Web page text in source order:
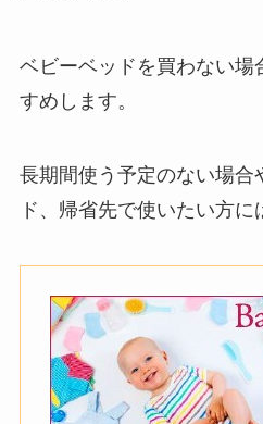
ベビーベッドを買わない場
すめします。
長期間使う予定のない場合
ド、帰省先で使いたい方に